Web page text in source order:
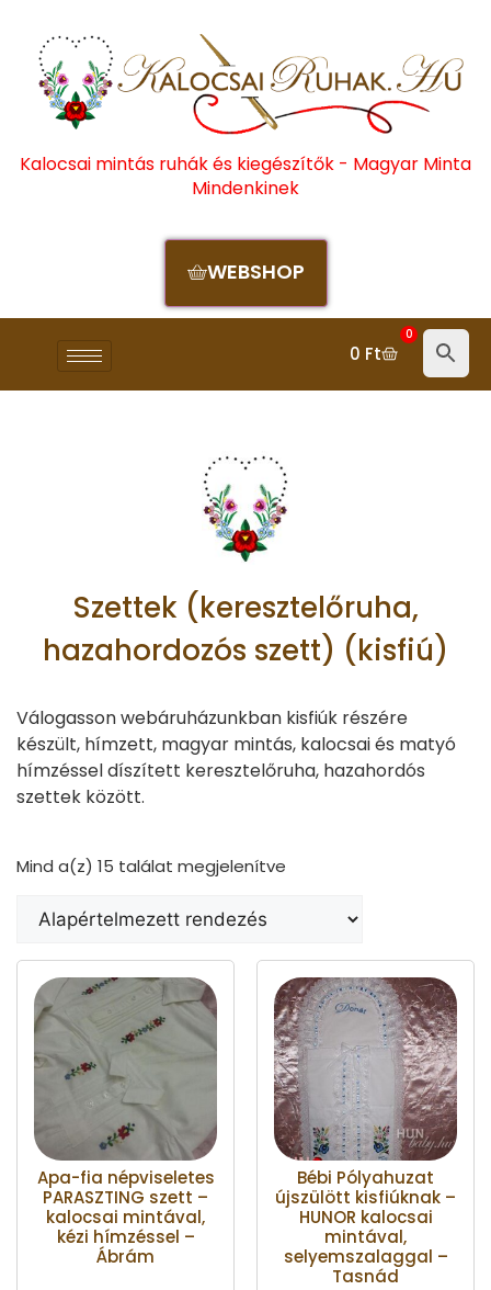
Kalocsai mintás ruhák és kiegészítők - Magyar Minta
Mindenkinek
WEBSHOP
0 Ft
0
Szettek (keresztelőruha,
hazahordozós szett) (kisfiú)
Válogasson webáruházunkban kisfiúk részére
készült, hímzett, magyar mintás, kalocsai és matyó
hímzéssel díszített keresztelőruha, hazahordós
szettek között.
Mind a(z) 15 találat megjelenítve
Apa-fia népviseletes
PARASZTING szett –
kalocsai mintával,
kézi hímzéssel –
Ábrám
Bébi Pólyahuzat
újszülött kisfiúknak –
HUNOR kalocsai
mintával,
selyemszalaggal –
Tasnád